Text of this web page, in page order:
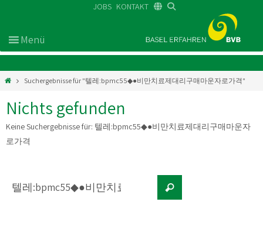
JOBS KONTAKT
Suchergebnisse für "텔레:bpmc55◆●비만치료제대리구매마운자로가격"
Nichts gefunden
Keine Suchergebnisse für: 텔레:bpmc55◆●비만치료제대리구매마운자
로가격